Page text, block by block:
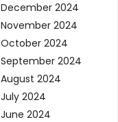
December 2024
November 2024
October 2024
September 2024
August 2024
July 2024
June 2024